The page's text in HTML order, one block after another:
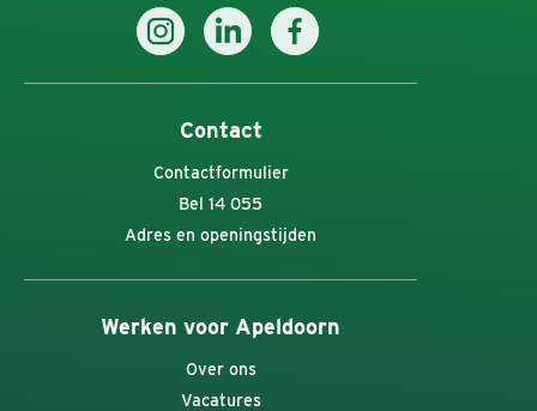
Contact
Contactformulier
Bel 14 055
Adres en openingstijden
Werken voor Apeldoorn
Over ons
Vacatures